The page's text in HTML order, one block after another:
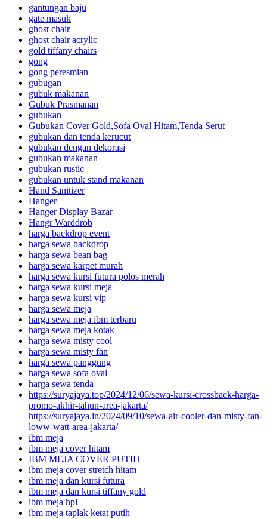
gantungan baju
gate masuk
ghost chair
ghost chair acrylic
gold tiffany chairs
gong
gong peresmian
gubugan
gubuk makanan
Gubuk Prasmanan
gubukan
Gubukan Cover Gold,Sofa Oval Hitam,Tenda Serut
gubukan dan tenda kerucut
gubukan dengan dekorasi
gubukan makanan
gubukan rustic
gubukan untuk stand makanan
Hand Sanitizer
Hanger
Hanger Display Bazar
Hangr Warddrob
harga backdrop event
harga sewa backdrop
harga sewa bean bag
harga sewa karpet murah
harga sewa kursi futura polos merah
harga sewa kursi meja
harga sewa kursi vip
harga sewa meja
harga sewa meja ibm terbaru
harga sewa meja kotak
harga sewa misty cool
harga sewa misty fan
harga sewa panggung
harga sewa sofa oval
harga sewa tenda
https://suryajaya.top/2024/12/06/sewa-kursi-crossback-harga-
promo-akhir-tahun-area-jakarta/
https://suryajaya.in/2024/09/10/sewa-air-cooler-dan-misty-fan-
loww-watt-area-jakarta/
ibm meja
ibm meja cover hitam
IBM MEJA COVER PUTIH
ibm meja cover stretch hitam
ibm meja dan kursi futura
ibm meja dan kursi tiffany gold
ibm meja hpl
ibm meja taplak ketat putih